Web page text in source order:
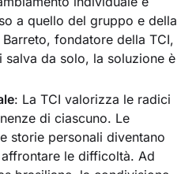
a quello del gruppo e della
fondatore della TCI,
salva da solo, la soluzione è
: La TCI valorizza le radici
di ciascuno. Le
storie personali diventano
le difficoltà. Ad